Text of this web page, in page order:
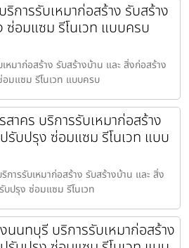
การรับเหมาก่อสร้าง รับสร้าง
อมแซม รีโนเวท แบบครบ
หมาก่อสร้าง รับสร้างบ้าน และ สิ่งก่อสร้าง
มแซม รีโนเวท แบบครบ
าคร บริการรับเหมาก่อสร้าง
รับปรุง ซ่อมแซม รีโนเวท แบบ
การรับเหมาก่อสร้าง รับสร้างบ้าน และ สิ่ง
ปรุง ซ่อมแซม รีโนเวท
นนทบุรี บริการรับเหมาก่อสร้าง